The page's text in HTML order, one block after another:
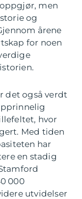
men
og
årene
for noen
det også verdt
hvor
Med tiden
har
en stadig
000
utvidelser